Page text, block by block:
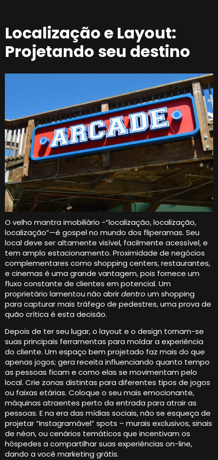
Localização e Layout:
Projetando seu destino
O velho mantra imobiliário -”localização, localização,
localização”—é gospel no mundo dos fliperamas. Seu
local deve ser altamente visível, facilmente acessível, e
tem amplo estacionamento. Proximidade de negócios
complementares como shopping centers, restaurantes,
e cinemas é uma grande vantagem, pois fornece um
fluxo constante de clientes em potencial. Um
proprietário lamentou não abrirdentro um shopping
para capturar mais tráfego de pedestres, uma prova de
quão crítica é esta decisão.
Depois de ter seu lugar, o layout e o design tornam-se
suas principais ferramentas para moldar a experiência
do cliente. Um espaço bem projetado faz mais do que
apenas jogos; gera receita influenciando quanto tempo
as pessoas ficam e como elas se movimentam pelo
local. Crie zonas distintas para diferentes tipos de jogos
ou faixas etárias. Coloque o seu mais emocionante,
máquinas atraentes perto da entrada para atrair as
pessoas. E na era das mídias sociais, não se esqueça de
projetar “Instagramável” spots – murais exclusivos, sinais
de néon, ou cenários temáticos que incentivam os
hóspedes a compartilhar suas experiências on-line,
dando a você marketing grátis.